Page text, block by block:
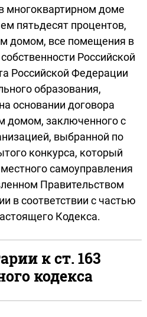
многоквартирном доме
пятьдесят процентов,
домом, все помещения в
Российской
Российской Федерации
образования,
основании договора
домом, заключенного с
выбранной по
конкурса, который
самоуправления
Правительством
в соответствии с частью
Кодекса.
к ст. 163
кодекса